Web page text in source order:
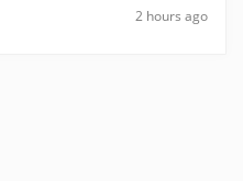
2 hours ago